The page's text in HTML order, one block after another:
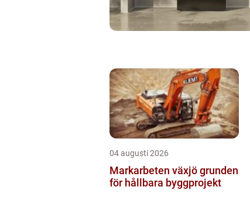
04 augusti 2026
Markarbeten växjö grunden
för hållbara byggprojekt